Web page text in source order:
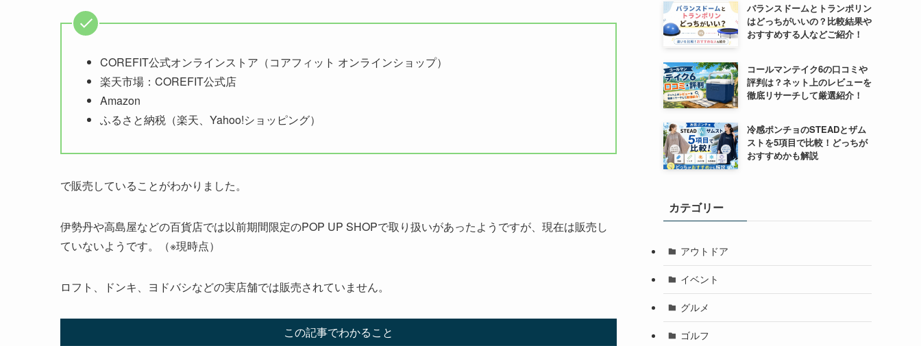
COREFIT公式オンラインストア（コアフィット オンラインショップ）
楽天市場：COREFIT公式店
Amazon
ふるさと納税（楽天、Yahoo!ショッピング）
で販売していることがわかりました。
伊勢丹や高島屋などの百貨店では以前期間限定のPOP UP SHOPで取り扱いがあったようですが、現在は販売し
ていないようです。（※現時点）
ロフト、ドンキ、ヨドバシなどの実店舗では販売されていません。
この記事でわかること
バランスドームとトランポリン
はどっちがいいの？比較結果や
おすすめする人などご紹介！
コールマンテイク6の口コミや
評判は？ネット上のレビューを
徹底リサーチして厳選紹介！
冷感ポンチョのSTEADとザム
ストを5項目で比較！どっちが
おすすめかも解説
カテゴリー
アウトドア
イベント
グルメ
ゴルフ